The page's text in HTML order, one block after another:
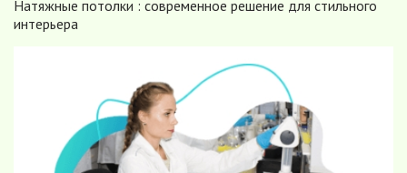
Натяжные потолки : современное решение для стильного
интерьера